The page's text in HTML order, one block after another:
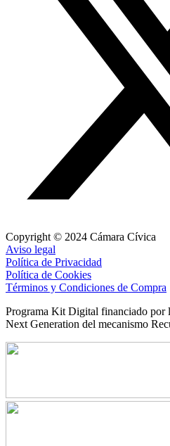
Copyright © 2024 Cámara Cívica
Aviso legal
Política de Privacidad
Política de Cookies
Términos y Condiciones de Compra
Programa Kit Digital financiado por
Next Generation del mecanismo